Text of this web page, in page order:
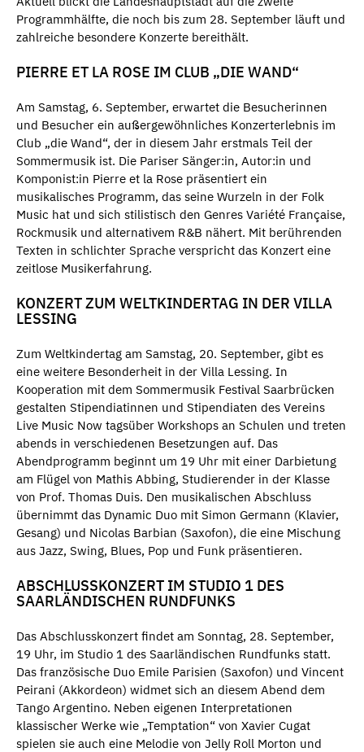
Programmhälfte, die noch bis zum 28. September läuft und
zahlreiche besondere Konzerte bereithält.
PIERRE ET LA ROSE IM CLUB „DIE WAND“
Am Samstag, 6. September, erwartet die Besucherinnen
und Besucher ein außergewöhnliches Konzerterlebnis im
Club „die Wand“, der in diesem Jahr erstmals Teil der
Sommermusik ist. Die Pariser Sänger:in, Autor:in und
Komponist:in Pierre et la Rose präsentiert ein
musikalisches Programm, das seine Wurzeln in der Folk
Music hat und sich stilistisch den Genres Variété Française,
Rockmusik und alternativem R&B nähert. Mit berührenden
Texten in schlichter Sprache verspricht das Konzert eine
zeitlose Musikerfahrung.
KONZERT ZUM WELTKINDERTAG IN DER VILLA
LESSING
Zum Weltkindertag am Samstag, 20. September, gibt es
eine weitere Besonderheit in der Villa Lessing. In
Kooperation mit dem Sommermusik Festival Saarbrücken
gestalten Stipendiatinnen und Stipendiaten des Vereins
Live Music Now tagsüber Workshops an Schulen und treten
abends in verschiedenen Besetzungen auf. Das
Abendprogramm beginnt um 19 Uhr mit einer Darbietung
am Flügel von Mathis Abbing, Studierender in der Klasse
von Prof. Thomas Duis. Den musikalischen Abschluss
übernimmt das Dynamic Duo mit Simon Germann (Klavier,
Gesang) und Nicolas Barbian (Saxofon), die eine Mischung
aus Jazz, Swing, Blues, Pop und Funk präsentieren.
ABSCHLUSSKONZERT IM STUDIO 1 DES
SAARLÄNDISCHEN RUNDFUNKS
Das Abschlusskonzert findet am Sonntag, 28. September,
19 Uhr, im Studio 1 des Saarländischen Rundfunks statt.
Das französische Duo Emile Parisien (Saxofon) und Vincent
Peirani (Akkordeon) widmet sich an diesem Abend dem
Tango Argentino. Neben eigenen Interpretationen
klassischer Werke wie „Temptation“ von Xavier Cugat
spielen sie auch eine Melodie von Jelly Roll Morton und